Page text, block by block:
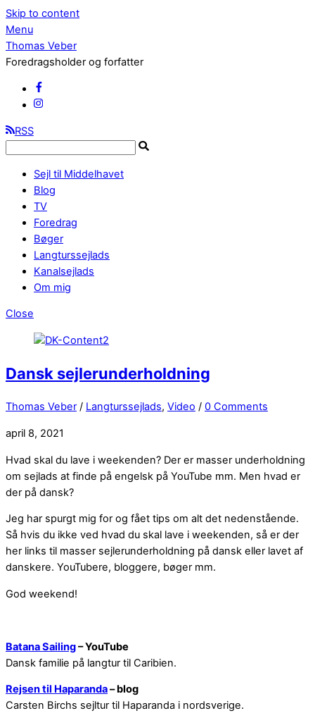
Skip to content
Menu
Thomas Veber
Foredragsholder og forfatter
RSS
Sejl til Middelhavet
Blog
TV
Foredrag
Bøger
Langturssejlads
Kanalsejlads
Om mig
Close
Dansk sejlerunderholdning
Thomas Veber / Langturssejlads, Video / 0 Comments
april 8, 2021
Hvad skal du lave i weekenden? Der er masser underholdning
om sejlads at finde på engelsk på YouTube mm. Men hvad er
der på dansk?
Jeg har spurgt mig for og fået tips om alt det nedenstående.
Så hvis du ikke ved hvad du skal lave i weekenden, så er der
her links til masser sejlerunderholdning på dansk eller lavet af
danskere. YouTubere, bloggere, bøger mm.
God weekend!
Batana Sailing– YouTube
Dansk familie på langtur til Caribien.
Rejsen til Haparanda– blog
Carsten Birchs sejltur til Haparanda i nordsverige.